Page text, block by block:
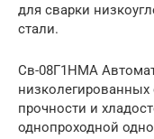
для сварки
стали.
Св-08Г1НМА
прочности и
однопроходной